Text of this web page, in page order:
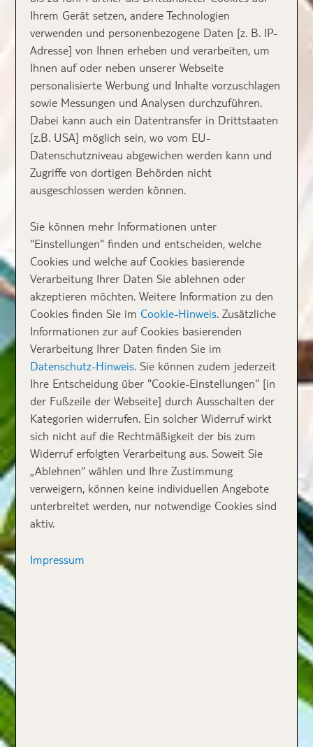
Ihrem Gerät setzen, andere Technologien
verwenden und personenbezogene Daten [z. B. IP-
Adresse] von Ihnen erheben und verarbeiten, um
Ihnen auf oder neben unserer Webseite
personalisierte Werbung und Inhalte vorzuschlagen
sowie Messungen und Analysen durchzuführen.
Dabei kann auch ein Datentransfer in Drittstaaten
[z.B. USA] möglich sein, wo vom EU-
Datenschutzniveau abgewichen werden kann und
Zugriffe von dortigen Behörden nicht
ausgeschlossen werden können.
Sie können mehr Informationen unter
"Einstellungen" finden und entscheiden, welche
Cookies und welche auf Cookies basierende
Verarbeitung Ihrer Daten Sie ablehnen oder
akzeptieren möchten. Weitere Information zu den
Cookies finden Sie im Cookie-Hinweis. Zusätzliche
Informationen zur auf Cookies basierenden
Verarbeitung Ihrer Daten finden Sie im
Datenschutz-Hinweis. Sie können zudem jederzeit
Ihre Entscheidung über "Cookie-Einstellungen" [in
der Fußzeile der Webseite] durch Ausschalten der
Kategorien widerrufen. Ein solcher Widerruf wirkt
sich nicht auf die Rechtmäßigkeit der bis zum
Widerruf erfolgten Verarbeitung aus. Soweit Sie
„Ablehnen“ wählen und Ihre Zustimmung
verweigern, können keine individuellen Angebote
unterbreitet werden, nur notwendige Cookies sind
aktiv.
Impressum